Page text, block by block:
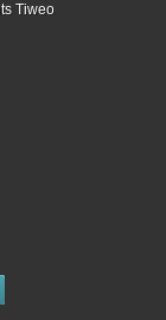
Tiweo